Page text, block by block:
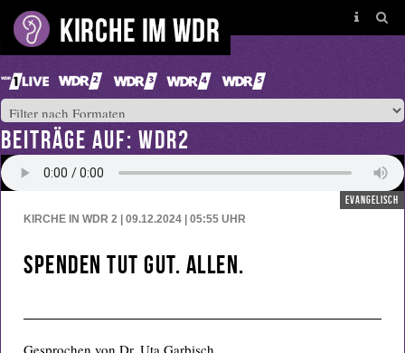
BEITRÄGE AUF: WDR2
evangelisch
KIRCHE IN WDR 2 | 09.12.2024 | 05:55 UHR
Spenden tut gut. Allen.
Gesprochen von Dr. Uta Garbisch